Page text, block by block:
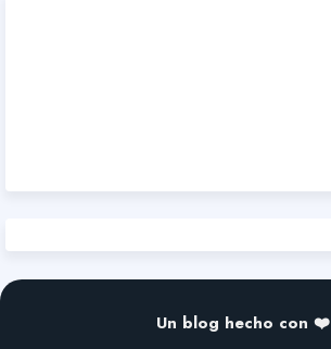
Un blog hecho con ❤️